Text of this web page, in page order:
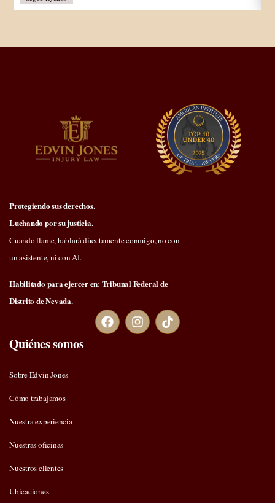
Protegiendo sus derechos.
Luchando por su justicia.
Cuando llame, hablará directamente conmigo, no con
un asistente, ni con AI.
Habilitado para ejercer en: Tribunal Federal de
Distrito de Nevada.
Quiénes somos
Sobre Edvin Jones
Cómo trabajamos
Nuestra experiencia
Nuestras oficinas
Nuestros clientes
Ubicaciones